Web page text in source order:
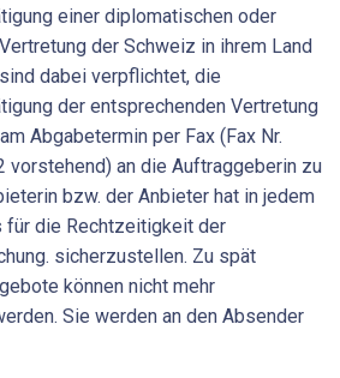
einer diplomatischen oder
der Schweiz in ihrem Land
dabei verpflichtet, die
der entsprechenden Vertretung
Abgabetermin per Fax (Fax Nr.
vorstehend) an die Auftraggeberin zu
bzw. der Anbieter hat in jedem
für die Rechtzeitigkeit der
sicherzustellen. Zu spät
können nicht mehr
Sie werden an den Absender